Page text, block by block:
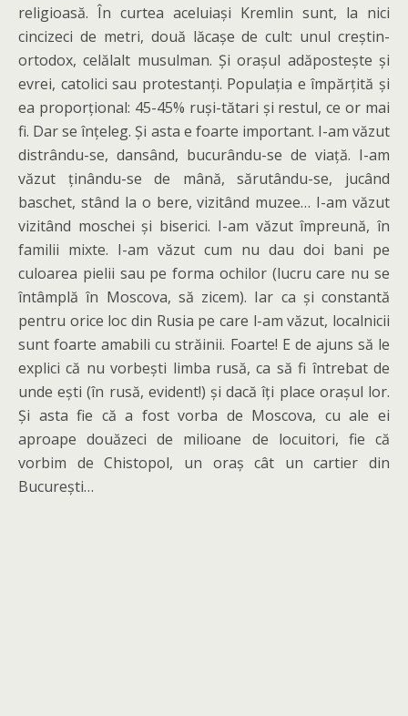
religioasă. În curtea aceluiași Kremlin sunt, la nici
cincizeci de metri, două lăcașe de cult: unul creștin-
ortodox, celălalt musulman. Și orașul adăpostește și
evrei, catolici sau protestanți. Populația e împărțită și
ea proporțional: 45-45% ruși-tătari și restul, ce or mai
fi. Dar se înțeleg. Și asta e foarte important. I-am văzut
distrându-se, dansând, bucurându-se de viață. I-am
văzut ținându-se de mână, sărutându-se, jucând
baschet, stând la o bere, vizitând muzee… I-am văzut
vizitând moschei și biserici. I-am văzut împreună, în
familii mixte. I-am văzut cum nu dau doi bani pe
culoarea pielii sau pe forma ochilor (lucru care nu se
întâmplă în Moscova, să zicem). Iar ca și constantă
pentru orice loc din Rusia pe care l-am văzut, localnicii
sunt foarte amabili cu străinii. Foarte! E de ajuns să le
explici că nu vorbești limba rusă, ca să fi întrebat de
unde ești (în rusă, evident!) și dacă îți place orașul lor.
Și asta fie că a fost vorba de Moscova, cu ale ei
aproape douăzeci de milioane de locuitori, fie că
vorbim de Chistopol, un oraș cât un cartier din
București…